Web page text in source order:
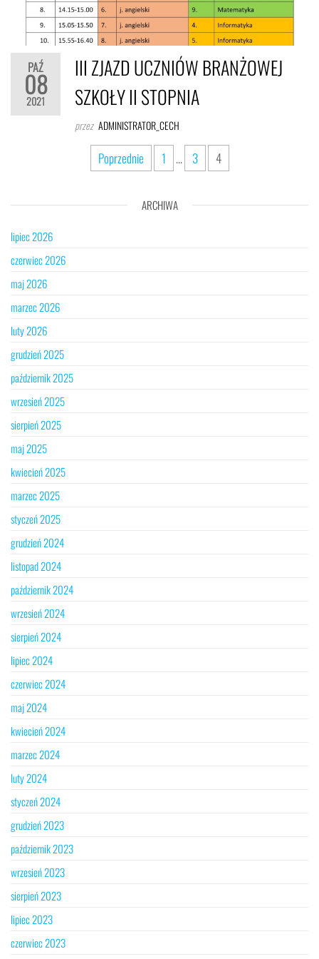
PAŹ
08
2021
III ZJAZD UCZNIÓW BRANŻOWEJ
SZKOŁY II STOPNIA
przez ADMINISTRATOR_CECH
StronicowaniePoprzednie 1 … 3 4
ARCHIWA
lipiec 2026
czerwiec 2026
maj 2026
marzec 2026
luty 2026
grudzień 2025
październik 2025
wrzesień 2025
sierpień 2025
maj 2025
kwiecień 2025
marzec 2025
styczeń 2025
grudzień 2024
listopad 2024
październik 2024
wrzesień 2024
sierpień 2024
lipiec 2024
czerwiec 2024
maj 2024
kwiecień 2024
marzec 2024
luty 2024
styczeń 2024
grudzień 2023
październik 2023
wrzesień 2023
sierpień 2023
lipiec 2023
czerwiec 2023